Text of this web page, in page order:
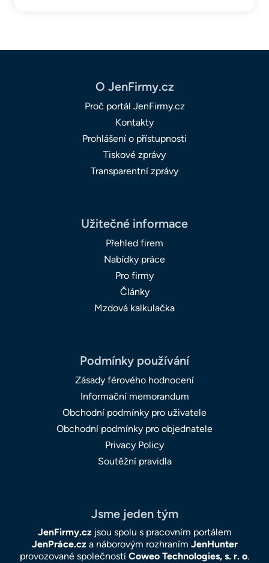
O JenFirmy.cz
Proč portál JenFirmy.cz
Kontakty
Prohlášení o přístupnosti
Tiskové zprávy
Transparentní zprávy
Užitečné informace
Přehled firem
Nabídky práce
Pro firmy
Články
Mzdová kalkulačka
Podmínky používání
Zásady férového hodnocení
Informační memorandum
Obchodní podmínky pro uživatele
Obchodní podmínky pro objednatele
Privacy Policy
Soutěžní pravidla
Jsme jeden tým
JenFirmy.czjsou spolu s pracovním portálem
JenPráce.cza náborovým rozhraním JenHunter
provozované společností Coweo Technologies, s. r. o.